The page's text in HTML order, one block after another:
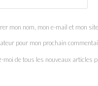
mon nom, mon e-mail et mon
pour mon prochain
moi de tous les nouveaux articles